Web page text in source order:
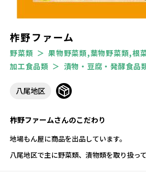
柞野ファーム
野菜類
果物野菜類,葉物野菜類,根
加工食品類
漬物・豆腐・発酵食品
八尾地区
柞野ファームさんのこだわり
地場もん屋に商品を出品しています。
八尾地区で主に野菜類、漬物類を取り扱って